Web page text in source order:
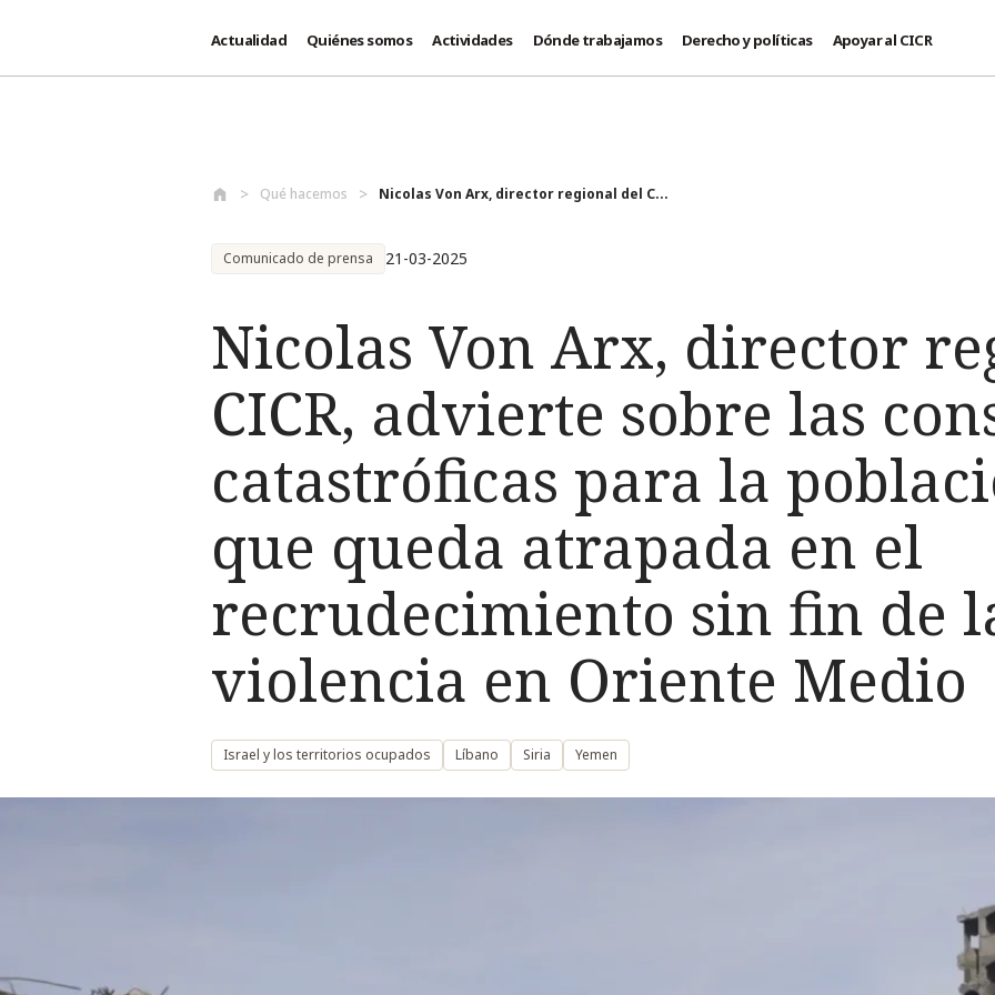
Actualidad Quiénes somos Actividades Dónde trabajamos Derecho y políticas Apoyar al CICR
Qué hacemos Nicolas Von Arx, director regional del C...
Comunicado de prensa 21-03-2025
Nicolas Von Arx, director
CICR, advierte sobre las
catastróficas para la
que queda atrapada en el
recrudecimiento sin fin de
violencia en Oriente Medio
Israel y los territorios ocupados Líbano Siria Yemen